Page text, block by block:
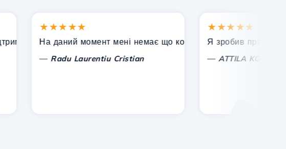
★★★★★
На даний момент мені немає що коментувати, тільки цінувати.
Radu Laurentiu Cristian
★★★★★
Я зробив правильний
ATTILA KOLES